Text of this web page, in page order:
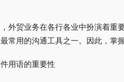
外贸业务在各行各业中扮演着重
常用的沟通工具之一。因此，掌
用语的重要性